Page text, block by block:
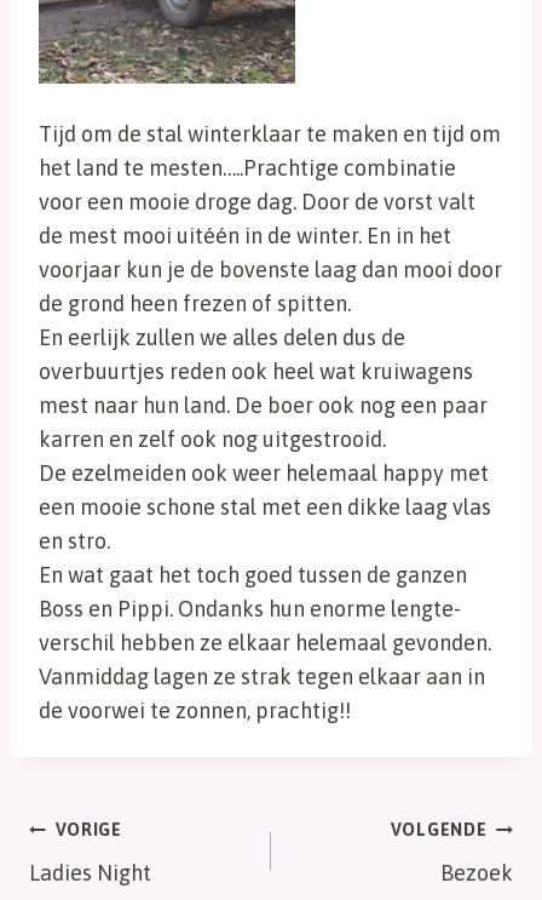
Tijd om de stal winterklaar te maken en tijd om
het land te mesten…..Prachtige combinatie
voor een mooie droge dag. Door de vorst valt
de mest mooi uitéén in de winter. En in het
voorjaar kun je de bovenste laag dan mooi door
de grond heen frezen of spitten.
En eerlijk zullen we alles delen dus de
overbuurtjes reden ook heel wat kruiwagens
mest naar hun land. De boer ook nog een paar
karren en zelf ook nog uitgestrooid.
De ezelmeiden ook weer helemaal happy met
een mooie schone stal met een dikke laag vlas
en stro.
En wat gaat het toch goed tussen de ganzen
Boss en Pippi. Ondanks hun enorme lengte-
verschil hebben ze elkaar helemaal gevonden.
Vanmiddag lagen ze strak tegen elkaar aan in
de voorwei te zonnen, prachtig!!
Bericht
VORIGE
Ladies Night
VOLGENDE
Bezoek